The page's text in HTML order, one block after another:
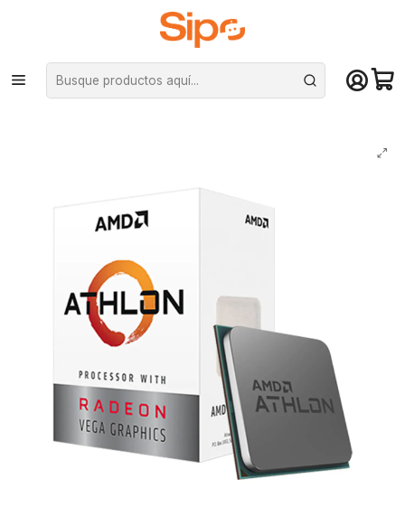
¡Compra hasta mediodía y recibe hoy! De lunes a sábado en el gran
Santiago. Envío gratis desde $29.990
Inicio Componentes PC Procesadores AMD
Procesador AMD Athlon 3000G Radeon Vega 3, 2 Núcleos, 4 Hilos,
Socket AM4